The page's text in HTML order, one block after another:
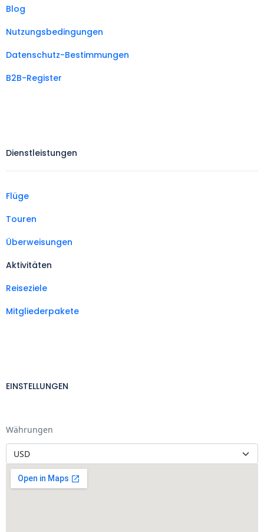
Blog
Nutzungsbedingungen
Datenschutz-Bestimmungen
B2B-Register
Dienstleistungen
Flüge
Touren
Überweisungen
Aktivitäten
Reiseziele
Mitgliederpakete
EINSTELLUNGEN
Währungen